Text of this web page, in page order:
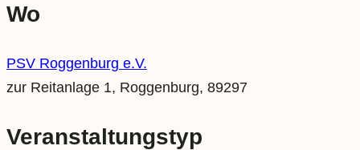
Wo
PSV Roggenburg e.V.
zur Reitanlage 1, Roggenburg, 89297
Veranstaltungstyp